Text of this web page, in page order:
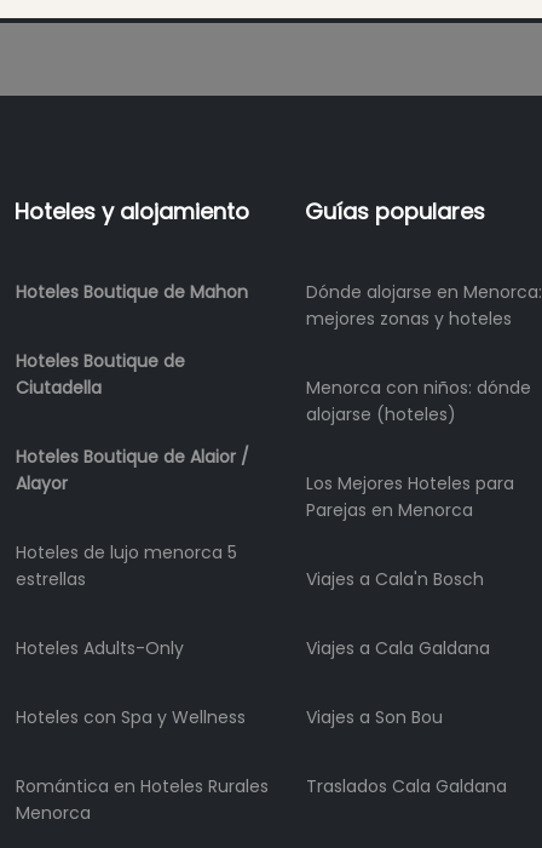
Submit
Hoteles y alojamiento
Hoteles Boutique de Mahon
Hoteles Boutique de
Ciutadella
Hoteles Boutique de Alaior /
Alayor
Hoteles de lujo menorca 5
estrellas
Hoteles Adults-Only
Hoteles con Spa y Wellness
Romántica en Hoteles Rurales
Menorca
Guías populares
Dónde alojarse en Menorca:
mejores zonas y hoteles
Menorca con niños: dónde
alojarse (hoteles)
Los Mejores Hoteles para
Parejas en Menorca
Viajes a Cala'n Bosch
Viajes a Cala Galdana
Viajes a Son Bou
Traslados Cala Galdana